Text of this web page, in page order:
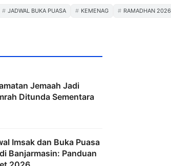
JADWAL BUKA PUASA KEMENAG RAMADHAN 2026
Jemaah Jadi
Ditunda Sementara
Imsak dan Buka Puasa
Banjarmasin: Panduan